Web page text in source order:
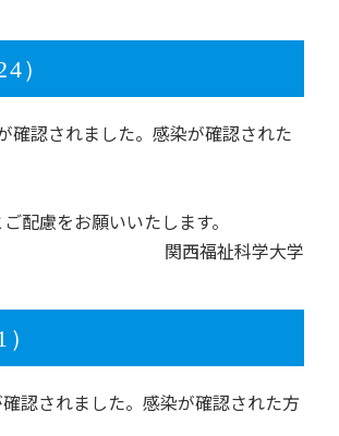
）
確認されました。感染が確認された
配慮をお願いいたします。
関西福祉科学大学
認されました。感染が確認された方